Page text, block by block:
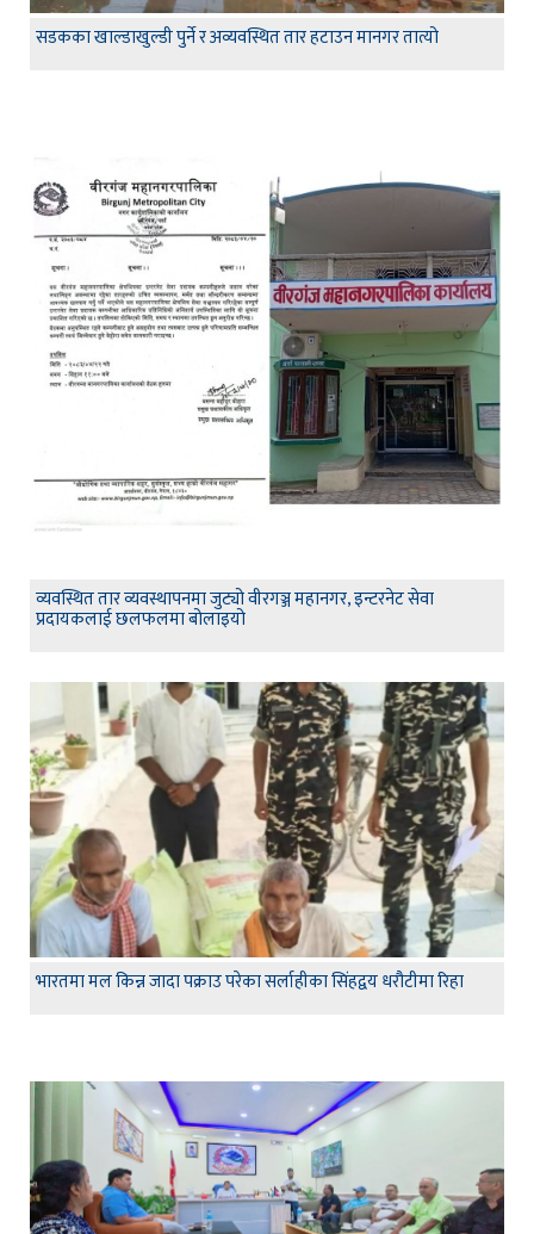
सडकका खाल्डाखुल्डी पुर्ने र अव्यवस्थित तार हटाउन मानगर तात्यो
व्यवस्थित तार व्यवस्थापनमा जुट्यो वीरगञ्ज महानगर, इन्टरनेट सेवा
प्रदायकलाई छलफलमा बोलाइयो
भारतमा मल किन्न जादा पक्राउ परेका सर्लाहीका सिंहद्वय धरौटीमा रिहा